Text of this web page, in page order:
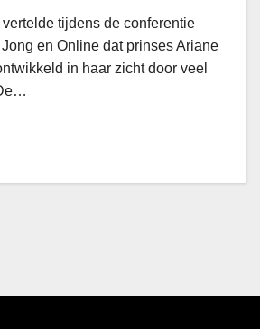
tijdens de conferentie
en Online dat prinses Ariane
in haar zicht door veel